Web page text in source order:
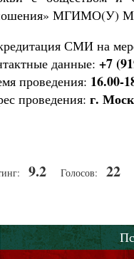
МГИМО(У)
СМИ на
данные: +7
проведения: 16.00-
проведения: г.
9.2 Голосов: 22